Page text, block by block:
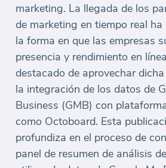
marketing. La llegada de los
de marketing en tiempo real
la forma en que las empresas
presencia y rendimiento en
destacado de aprovechar
la integración de los datos de
Business (GMB) con
como Octoboard. Esta
profundiza en el proceso de
panel de resumen de análisis